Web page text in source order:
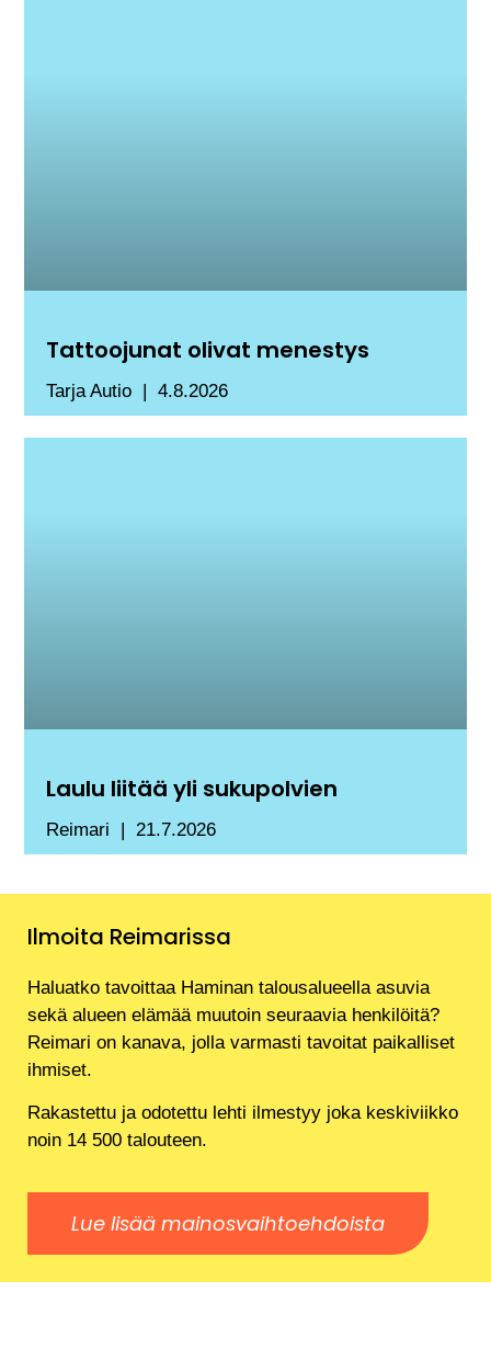
Tattoojunat olivat menestys
Tarja Autio 4.8.2026
Laulu liitää yli sukupolvien
Reimari 21.7.2026
Ilmoita Reimarissa
Haluatko tavoittaa Haminan talousalueella asuvia
sekä alueen elämää muutoin seuraavia henkilöitä?
Reimari on kanava, jolla varmasti tavoitat paikalliset
ihmiset.
Rakastettu ja odotettu lehti ilmestyy joka keskiviikko
noin 14 500 talouteen.
Lue lisää mainosvaihtoehdoista